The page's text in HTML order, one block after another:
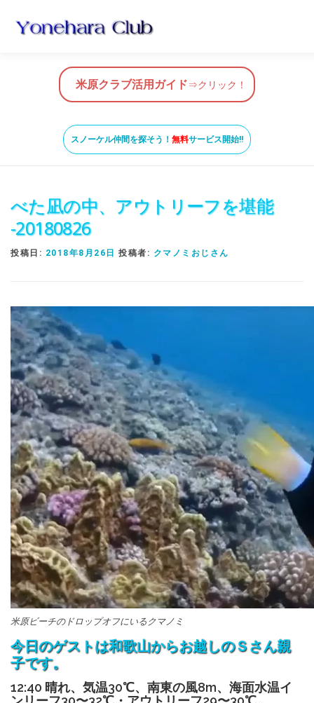
HOME 米原クラブ活用ガイド スノーケルガイド
ガイド養成コース
米原クラブ活用ガイド⇒クリック！
スノーケル仲間を探そう！ 無料サービス開始!!
べた凪の中、アウトリーフを堪能
-20180826
投稿日: 2018年8月26日 投稿者: クマノミおじさん
米原ビーチのドロップオフにいるクマノミ
今日のゲストは和歌山からお越しのＳさん親
子です。
12:40 晴れ、気温30℃、南東の風8m、海面水温イ